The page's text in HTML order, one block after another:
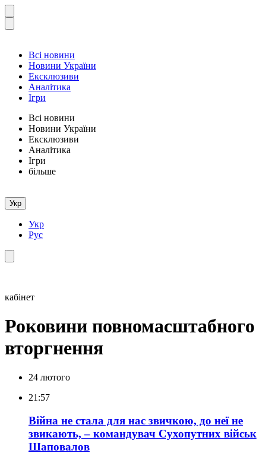
Всі новини
Новини України
Ексклюзиви
Аналітика
Ігри
Всі новини
Новини України
Ексклюзиви
Аналітика
Ігри
більше
Укр
Укр
Рус
кабінет
Роковини повномасштабного
вторгнення
24 лютого
21:57
Війна не стала для нас звичкою, до неї не
звикають, – командувач Сухопутних військ
Шаповалов